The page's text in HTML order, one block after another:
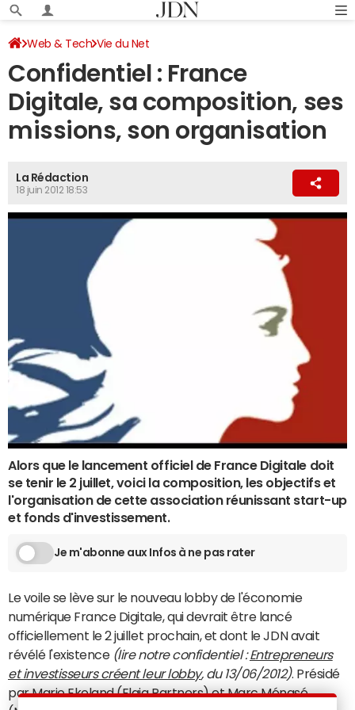
Web & Tech Vie du Net
Confidentiel : France
Digitale, sa composition, ses
missions, son organisation
La Rédaction
18 juin 2012 18:53
Alors que le lancement officiel de France Digitale doit
se tenir le 2 juillet, voici la composition, les objectifs et
l'organisation de cette association réunissant start-up
et fonds d'investissement.
Je m'abonne aux Infos à ne pas rater
Le voile se lève sur le nouveau lobby de l'économie
numérique France Digitale, qui devrait être lancé
officiellement le 2 juillet prochain, et dont le JDN avait
révélé l'existence (lire notre confidentiel :Entrepreneurs
et investisseurs créent leur lobby, du 13/06/2012). Présidé
par Marie Ekeland (Elaia Partners) et Marc Ménasé